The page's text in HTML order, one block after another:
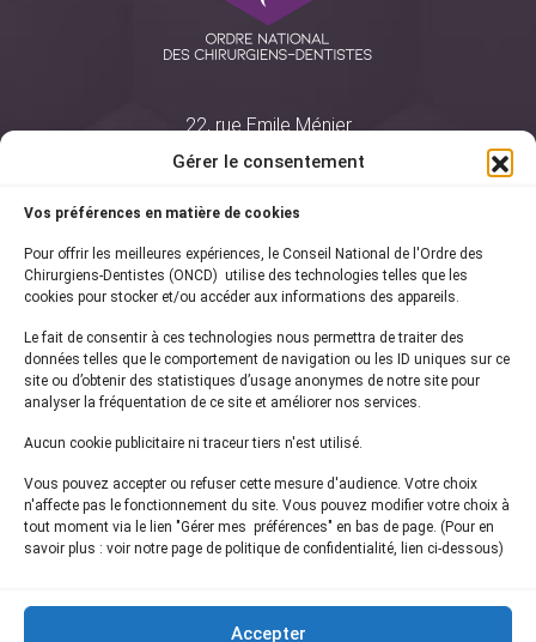
Gérer le consentement
Vos préférences en matière de cookies
Pour offrir les meilleures expériences, le Conseil National de l'Ordre des
Chirurgiens-Dentistes (ONCD) utilise des technologies telles que les
cookies pour stocker et/ou accéder aux informations des appareils.
Le fait de consentir à ces technologies nous permettra de traiter des
données telles que le comportement de navigation ou les ID uniques sur ce
site ou d’obtenir des statistiques d’usage anonymes de notre site pour
analyser la fréquentation de ce site et améliorer nos services.
Aucun cookie publicitaire ni traceur tiers n'est utilisé.
Vous pouvez accepter ou refuser cette mesure d'audience. Votre choix
n'affecte pas le fonctionnement du site. Vous pouvez modifier votre choix à
tout moment via le lien "Gérer mes préférences" en bas de page. (Pour en
savoir plus : voir notre page de politique de confidentialité, lien ci-dessous)
Accepter
22, rue Emile Ménier
75761 Paris Cedex 16
01 44 34 78 80
courrier@oncd.org
Actualités
Presse
Informations légales
Plan du site
Inscrivez-vous à notrenewsletter